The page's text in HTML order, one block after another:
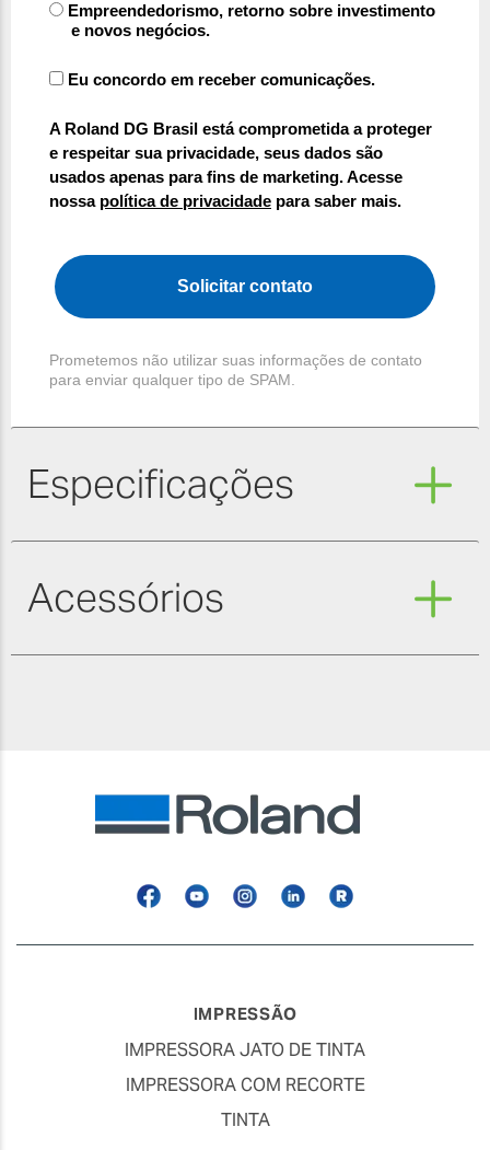
Empreendedorismo, retorno sobre investimento
e novos negócios.
Eu concordo em receber comunicações.
A Roland DG Brasil está comprometida a proteger
e respeitar sua privacidade, seus dados são
usados apenas para fins de marketing. Acesse
nossa política de privacidade para saber mais.
Solicitar contato
Prometemos não utilizar suas informações de contato
para enviar qualquer tipo de SPAM.
Especificações
Acessórios
FacebookYouTubeInstagramLinkedinRoland
IMPRESSÃO
IMPRESSORA JATO DE TINTA
IMPRESSORA COM RECORTE
TINTA